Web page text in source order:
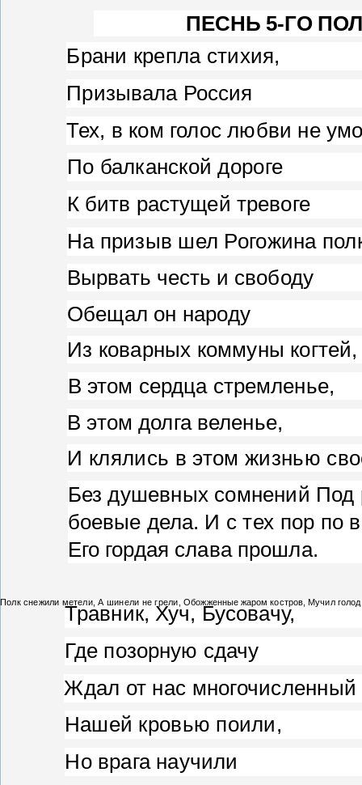
ПЕСНЬ 5-ГО
Брани крепла стихия,
Призывала Россия
Тех, в ком голос любви не
По балканской дороге
К битв растущей тревоге
На призыв шел Рогожина
Вырвать честь и свободу
Обещал он народу
Из коварных коммуны когтей,
В этом сердца стремленье,
В этом долга веленье,
И клялись в этом жизнью
Без душевных сомнений
боевые дела. И с тех пор по
Его гордая слава прошла.
Полк снежили метели,А шинели не грели,Обожженные жаром костров, Мучил
Травник, Хуч, Бусовачу,
Где позорную сдачу
Ждал от нас многочисленный
Нашей кровью поили,
Но врага научили